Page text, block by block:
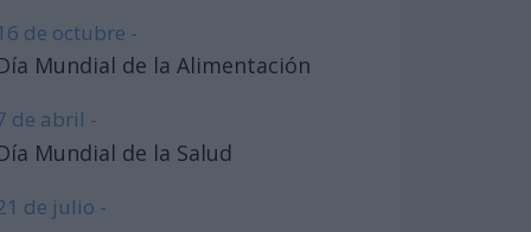
de octubre -
Mundial de la Alimentación
de abril -
Mundial de la Salud
de julio -